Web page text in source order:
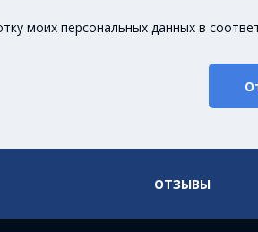
моих персональных данных в
ОТЗЫВЫ